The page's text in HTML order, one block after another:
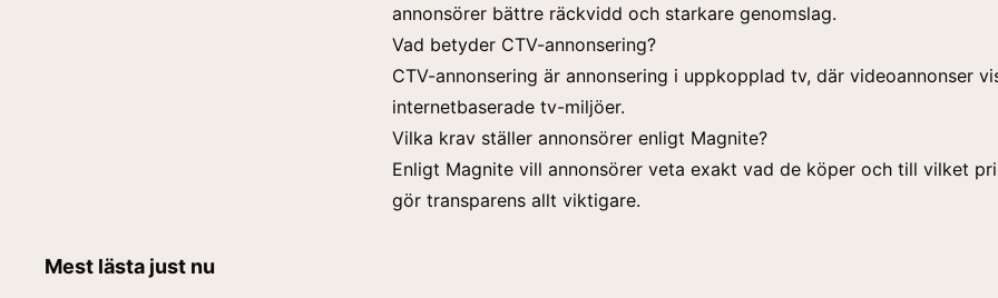
annonsörer bättre räckvidd och starkare genomslag.
Vad betyder CTV-annonsering?
CTV-annonsering är annonsering i uppkopplad tv, där videoannonser
internetbaserade tv-miljöer.
Vilka krav ställer annonsörer enligt Magnite?
Enligt Magnite vill annonsörer veta exakt vad de köper och till vilket
gör transparens allt viktigare.
Mest lästa just nu